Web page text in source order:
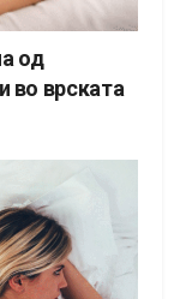
од
во врската